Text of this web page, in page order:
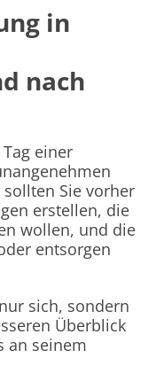
in
nach
einer
Sie vorher
erstellen, die
wollen, und die
entsorgen
sich, sondern
Überblick
an seinem